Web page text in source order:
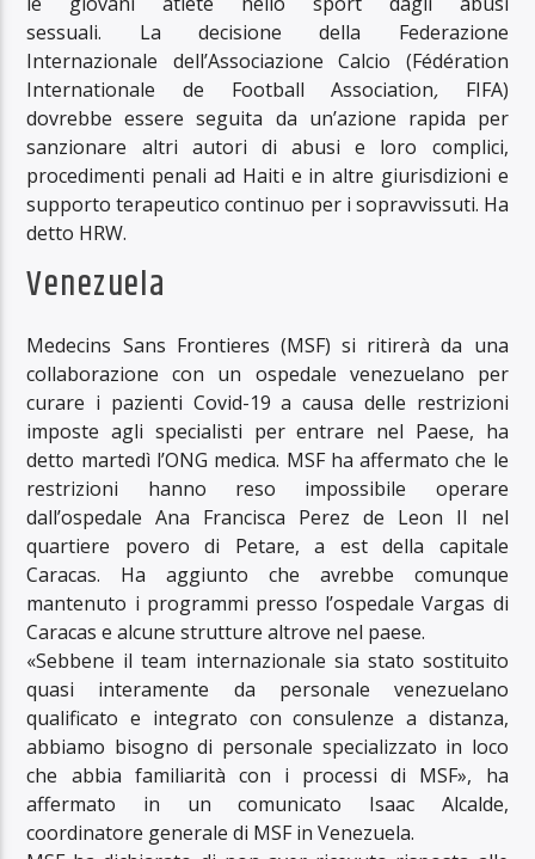
sessuali. La decisione della Federazione
Internazionale dell’Associazione Calcio (Fédération
Internationale de Football Association, FIFA)
dovrebbe essere seguita da un’azione rapida per
sanzionare altri autori di abusi e loro complici,
procedimenti penali ad Haiti e in altre giurisdizioni e
supporto terapeutico continuo per i sopravvissuti. Ha
detto HRW.
Venezuela
Medecins Sans Frontieres (MSF) si ritirerà da una
collaborazione con un ospedale venezuelano per
curare i pazienti Covid-19 a causa delle restrizioni
imposte agli specialisti per entrare nel Paese, ha
detto martedì l’ONG medica. MSF ha affermato che le
restrizioni hanno reso impossibile operare
dall’ospedale Ana Francisca Perez de Leon II nel
quartiere povero di Petare, a est della capitale
Caracas. Ha aggiunto che avrebbe comunque
mantenuto i programmi presso l’ospedale Vargas di
Caracas e alcune strutture altrove nel paese.
«Sebbene il team internazionale sia stato sostituito
quasi interamente da personale venezuelano
qualificato e integrato con consulenze a distanza,
abbiamo bisogno di personale specializzato in loco
che abbia familiarità con i processi di MSF», ha
affermato in un comunicato Isaac Alcalde,
coordinatore generale di MSF in Venezuela.